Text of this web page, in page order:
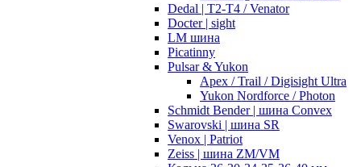
Dedal | T2-T4 / Venator
Docter | sight
LM шина
Picatinny
Pulsar & Yukon
Apex / Trail / Digisight Ultra
Yukon Nordforce / Photon
Schmidt Bender | шина Convex
Swarovski | шина SR
Venox | Patriot
Zeiss | шина ZM/VM